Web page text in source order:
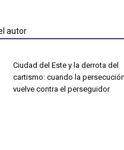
autor
Ciudad del Este y la derrota del
cartismo: cuando la
vuelve contra el perseguidor